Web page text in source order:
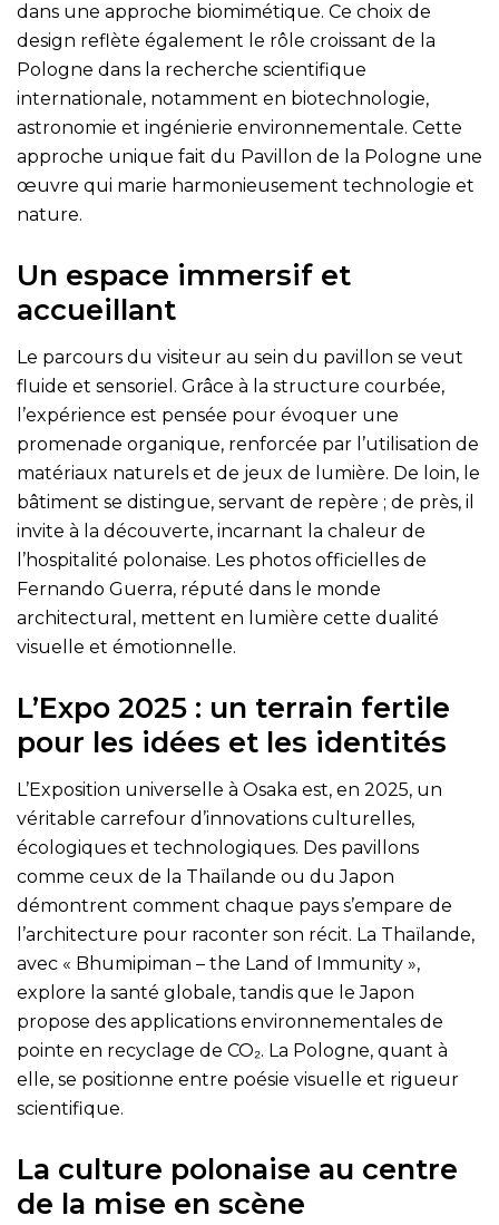
dans une approche biomimétique. Ce choix de
design reflète également le rôle croissant de la
Pologne dans la recherche scientifique
internationale, notamment en biotechnologie,
astronomie et ingénierie environnementale. Cette
approche unique fait du Pavillon de la Pologne une
œuvre qui marie harmonieusement technologie et
nature.
Un espace immersif et
accueillant
Le parcours du visiteur au sein du pavillon se veut
fluide et sensoriel. Grâce à la structure courbée,
l’expérience est pensée pour évoquer une
promenade organique, renforcée par l’utilisation de
matériaux naturels et de jeux de lumière. De loin, le
bâtiment se distingue, servant de repère ; de près, il
invite à la découverte, incarnant la chaleur de
l’hospitalité polonaise. Les photos officielles de
Fernando Guerra, réputé dans le monde
architectural, mettent en lumière cette dualité
visuelle et émotionnelle.
L’Expo 2025 : un terrain fertile
pour les idées et les identités
L’Exposition universelle à Osaka est, en 2025, un
véritable carrefour d’innovations culturelles,
écologiques et technologiques. Des pavillons
comme ceux de la Thaïlande ou du Japon
démontrent comment chaque pays s’empare de
l’architecture pour raconter son récit. La Thaïlande,
avec « Bhumipiman – the Land of Immunity »,
explore la santé globale, tandis que le Japon
propose des applications environnementales de
pointe en recyclage de CO₂. La Pologne, quant à
elle, se positionne entre poésie visuelle et rigueur
scientifique.
La culture polonaise au centre
de la mise en scène